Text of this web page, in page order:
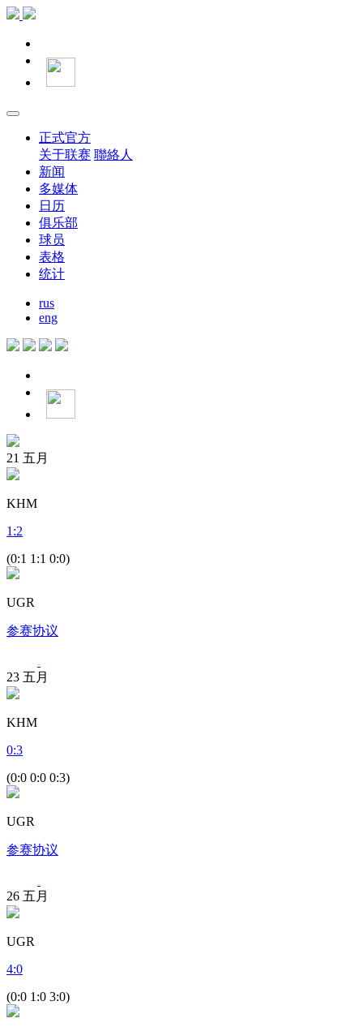
正式官方
关于联赛 聯絡人
新闻
多媒体
日历
俱乐部
球员
表格
统计
rus
eng
21 五月
KHM
1 :2
(0:1 1:1 0:0)
UGR
参赛协议
23 五月
KHM
0:3
(0:0 0:0 0:3)
UGR
参赛协议
26 五月
UGR
4:0
(0:0 1:0 3:0)